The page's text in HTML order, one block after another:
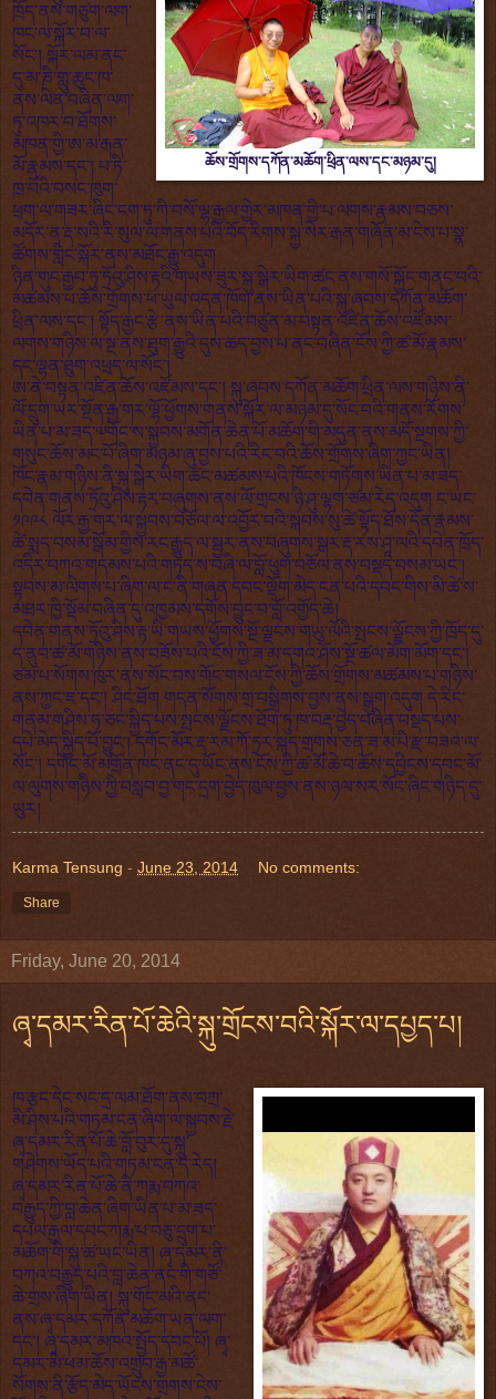
ཆོས་གྲོགས་དཀོན་མཆོག་ཕྲིན་ལས་དང་མཉམ་དུ།
ཁྲོད་ནས་གཙུག་ལག་
ཁང་ལ་སྐོར་བ་ལ་
སོང་། སྐོར་ལམ་ནང་
དུ་མ་ཎི་གླུ་ཆུང་ཁ་
ནས་ལེན་བཞིན་ལག་
ཏུ་འཁར་བ་ཐོགས་
མཁན་གྱི་ཨ་མ་རྒན་
མོ་རྣམས་དང་། པ་ཏི་
ཁྲ་བོའི་བསང་ཁུག་
ཕྲག་ལ་གཟར་ཞིང་ངག་ཏུ་ཀི་བསོ་ལྷ་རྒྱལ་གྱེར་མཁན་གྱི་པ་ལགས་རྣམས་བཅས་
མདོར་ན་རྡ་སའི་རི་སུལ་ལ་གནས་པའི་བོད་རིགས་སྐྱ་སེར་རྒན་གཞོན་མ་ངེས་པ་སྣ་
ཚོགས་གླིང་སྐོར་ནས་མཐོང་རྒྱུ་འདུག
ཉིན་གུང་རྒྱབ་ཏུ་ཏྲོའུ་ཤིས་རྟའི་གཡས་ཟུར་སྐུ་སྒེར་ཡིག་ཚང་ནས་གསོ་སྐྱོང་གནང་བའི་
མཚམས་པ་ཆོས་གྲོགས་ཕ་ཡུལ་འདན་ཁོག་ནས་ཡིན་པའི་སྐུ་ཞབས་དཀོན་མཆོག་
ཕྲིན་ལས་དང་། སྟོད་རྒྱང་རྩེ་ནས་ཡིན་པའི་བཙུན་མ་བསྟན་འཛིན་ཆོས་འཛོམས་
ལགས་གཉིས་ལ་སྔ་ནས་ཐུག་རྒྱུའི་དུས་ཆད་བྱས་པ་ནང་བཞིན་ངོས་ཀྱི་ཚ་མོ་རྣམས་
དང་ལྷན་ཐུག་འཕྲད་ལ་སོང་།
ཨ་ནེ་བསྟན་འཛིན་ཆོས་འཛོམས་དང་། སྐུ་ཞབས་དཀོན་མཆོག་ཕྲིན་ལས་གཉིས་ནི་
ལོ་དྲུག་ཡར་སྔོན་རྒྱ་གར་ལྷོ་ཕྱོགས་གནས་སྐོར་ལ་མཉམ་དུ་སོང་བའི་གནས་རོགས་
ཡིན་པ་མ་ཟད་༧གོང་ས་སྐྱབས་མགོན་ཆེན་པོ་མཆོག་གི་མདུན་ནས་མདོ་སྔགས་ཀྱི་
གསུང་ཆོས་མང་པོ་ཞིག་མཉམ་ཞུ་བྱས་པའི་རིང་བའི་ཆོས་གྲོགས་ཞིག་ཀྱང་ཡིན།
ཁོང་རྣམ་གཉིས་ནི་སྐུ་སྒེར་ཡིག་ཚང་མཚམས་པའི་ཁོངས་གཏོགས་ཡིན་པ་མ་ཟད་
དབེན་གནས་ཏྲོའུ་ཤིས་རྟར་བཞུགས་ནས་ལོ་གྲངས་ཉི་ཤུ་ལྷག་ཙམ་རེད་འདུག ང་ཡང་
༡༩༩༨ ལོར་རྒྱ་གར་ལ་སྐྱབས་བཅོལ་ལ་འབྱོར་བའི་སྐབས་སུ་ཚེ་སྟོད་ཐོས་དོན་རྣམས་
ཚེ་སྨད་བསམ་སྒོམ་གྱིས་རང་རྒྱུད་ལ་སྦྱར་ནས་བཞུགས་སྒར་རྡ་རས་ཤཱ་ལའི་དབེན་ཁྲོད་
འདིར་བཀའ་གདམས་པའི་གཏད་ས་བཞི་ལ་བློ་ཕུག་བཅོལ་ནས་བསྡད་བསམ་ཡང་།
སྟབས་མ་ལེགས་པ་ཞིག་ལ་ང་ནི་གཞན་དབང་ལྡོག་མེད་ངན་པའི་དབང་གིས་མི་ཚེ་ས་
མཐར་ཁྱི་སྡོམ་བཞིན་དུ་འཁྱམས་དགོས་བྱུང་བ་བློ་འགྱོད་ཆེ།
དབེན་གནས་ཏྲོའུ་ཤིས་རྟ་ཡི་གཡས་ཕྱོགས་སྔོ་ལྗངས་གཡུ་ལོའི་སྤངས་ལྗོངས་ཀྱི་ཁྲོད་དུ་
ད་ནུབ་ཚ་མོ་གཉིས་ནས་བཟོས་པའི་ངོས་ཀྱི་ཟ་མ་དགའ་ཤོས་སྔོ་ཚལ་མོག་མོག་དང་།
ཙམ་པ་སོགས་ཁུར་ནས་སོང་བས་གོང་གསལ་ངོས་ཀྱི་ཆོས་གྲོགས་མཚམས་པ་གཉིས་
ནས་ཀྱང་ཇ་དང་། ཤིང་ཐོག གདན་སོགས་གྲ་བསྒྲིགས་བྱས་ནས་སྒུག་འདུག དེ་རིང་
གནམ་གཤིས་ཧ་ཅང་སྐྱིད་པས་སྤངས་ལྗོངས་ཐོག་ཏུ་ཁ་བརྡ་བྱེད་བཞིན་བསྡད་པས་
དཔེ་མེད་སྐྱིད་པོ་བྱུང་། དགོང་མོར་རྡ་རམ་ཀོ་ཏྲར་སྐད་གྲགས་ཅན་ཟ་མ་པི་རྫ་བཟའ་ལ་
སོང་། དགོང་མོ་མགྲོན་ཁང་ནང་དུ་ཡོང་ནས་ངོས་ཀྱི་ཚ་མོ་ཆེ་བ་ཆོས་དབྱིངས་དབང་མོ་
ལ་ལུགས་གཉིིས་ཀྱི་བསླབ་བྱ་གང་དྲག་བྱེད་ཁུལ་བྱས་ནས་ཉལ་སར་སོང་ཞིང་གཉིད་དུ་
ཡུར།
Karma Tensung - June 23, 2014 No comments:
Share
Friday, June 20, 2014
ཞྭ་དམར་རིན་པོ་ཆེའི་སྐུ་གྲོངས་བའི་སྐོར་ལ་དཔྱད་པ།
ཁ་རྩང་དེང་སང་དྲ་ལམ་ཐོག་ནས་བཀྲ་
མི་ཤིས་པའི་གཏམ་ངན་ཞིག་ལ་སྐྱབས་རྗེ་
ཞྭ་དམར་རིན་པོ་ཆེ་བློ་བུར་དུ་སྐུ་
གཤེགས་ཡོད་པའི་གཏམ་ངན་དེ་རེད།
ཞྭ་དམར་རིན་པོ་ཆེ་ནི་ཀརྨ་བཀའ་
བརྒྱུད་ཀྱི་བླ་ཆེན་ཞིག་ཡིན་པ་མ་ཟད་
དཔལ་རྒྱལ་དབང་ཀརྨ་པ་བཅུ་དྲུག་པ་
མཆོག་གི་སྐུ་ཚ་ཡང་ཡིན། ཞྭ་དམར་ནི་
བཀའ་བརྒྱུད་པའི་བླ་ཆེན་ནང་གི་གཙོ་
ཆེ་གྲས་ཞིག་ཡིན། སྐུ་གོང་མའི་ནང་
ནས་ཞྭ་དམར་དཀོན་མཆོག་ཡན་ལག་
དང་། ཞྭ་དམར་མཁའ་སྤྱོད་དབང་པོ། ཞྭ་
དམར་མི་ཕམ་ཆོས་འགྲུབ་རྒྱ་མཚོ་
སོགས་ནི་རྩོད་མེད་ཡོངས་གྲགས་ངེས་